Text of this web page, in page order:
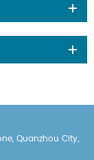
Quanzhou City,